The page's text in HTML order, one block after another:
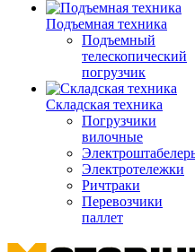
Подъемная техника
Подъемный
телескопический
погрузчик
Складская техника
Погрузчики
вилочные
Электротележки
Ричтраки
Перевозчики
паллет